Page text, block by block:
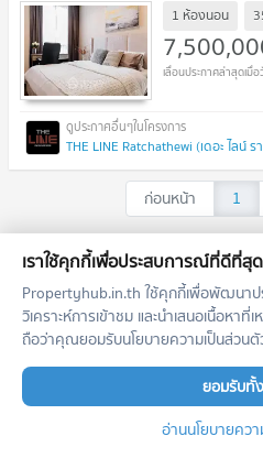
1 ห้องนอน
THE LINE Ratchathewi (เดอะ ไลน์ ร
ก่อนหน้า 1
เอเจ้นท์แนะนำประจำโครง
ตำแหน่งนี้ยังว่างอยู่
สมัครเป็นนายหน้าแนะนำในพื้น
ลงทะเบียน
เราใช้คุกกี้เพื่อประสบการณ์ที่ดีที่
Propertyhub.in.th ใช้คุกกี้เพื่อพัฒนา
วิเคราะห์การเข้าชม และนำเสนอเนื้อหา
ถือว่าคุณยอมรับนโยบายความเป็นส่วนตั
ยอมรับทั้
อ่านนโยบายคว